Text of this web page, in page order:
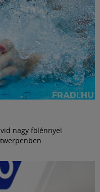
nagy fölénnyel